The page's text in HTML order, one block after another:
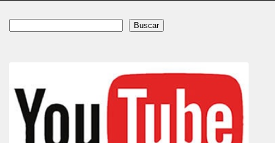
Buscar